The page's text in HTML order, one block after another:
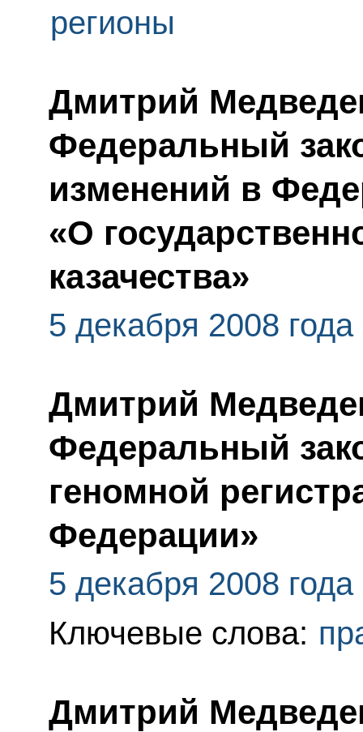
регионы
Дмитрий
Федеральный
изменений в
«О
казачества»
5 декабря 2008 года
Дмитрий
Федеральный
геномной
Федерации»
5 декабря 2008 года
Ключевые слова:
Дмитрий